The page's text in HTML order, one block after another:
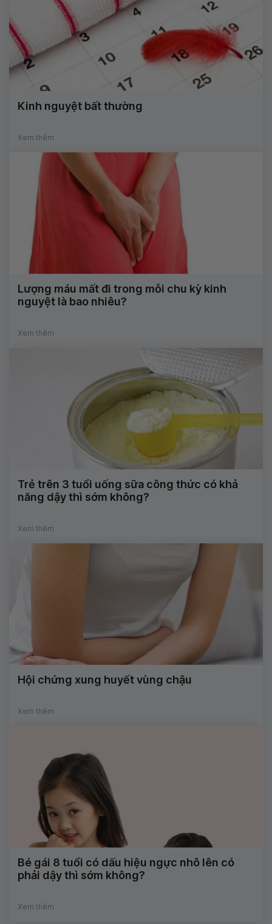
Kinh nguyệt bất thường
Xem thêm
Lượng máu mất đi trong mỗi chu kỳ kinh
nguyệt là bao nhiêu?
Xem thêm
Trẻ trên 3 tuổi uống sữa công thức có khả
năng dậy thì sớm không?
Xem thêm
Hội chứng xung huyết vùng chậu
Xem thêm
Bé gái 8 tuổi có dấu hiệu ngực nhô lên có
phải dậy thì sớm không?
Xem thêm